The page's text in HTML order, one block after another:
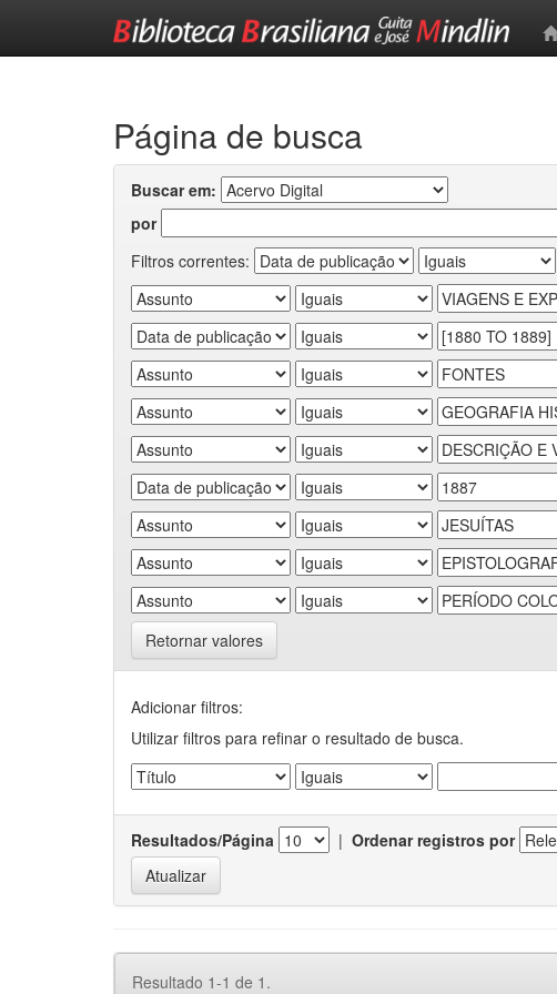
Página de busca
Buscar em:
por
Filtros correntes:
Retornar valores
Adicionar filtros:
Utilizar filtros para refinar o resultado de busca.
Resultados/Página | Ordenar registros por
Resultado 1-1 de 1.